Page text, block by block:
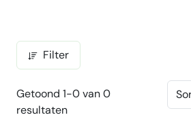
Filter
Getoond 1-0 van 0
resultaten